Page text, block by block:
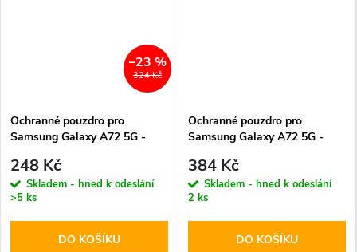
324 Kč
–23 %
Ochranné pouzdro pro
Samsung Galaxy A72 5G -
248 Kč
Skladem - hned k odeslání
>5 ks
DO KOŠÍKU
Ochranné pouzdro pro
Samsung Galaxy A72 5G -
384 Kč
Skladem - hned k odeslání
2 ks
DO KOŠÍKU